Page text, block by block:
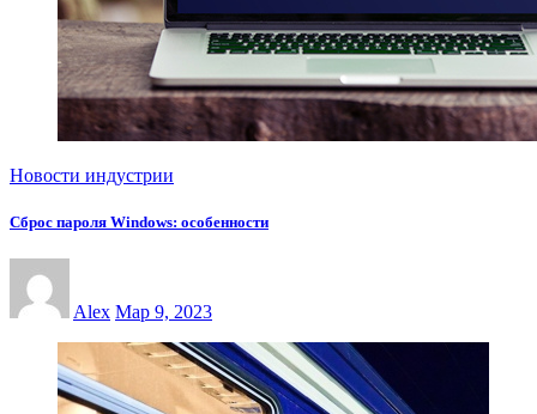
Новости индустрии
Сброс пароля Windows: особенности
Alex Мар 9, 2023